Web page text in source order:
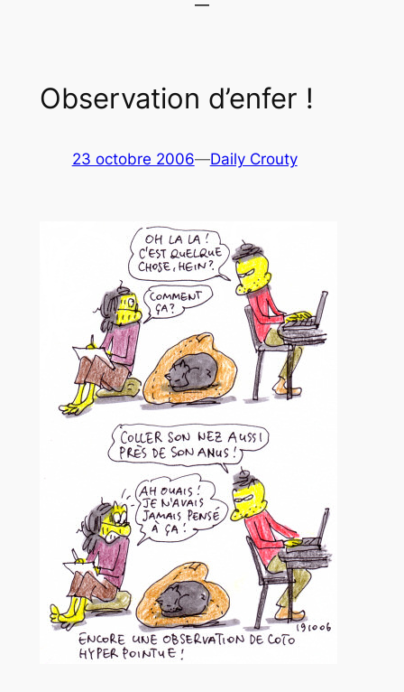
Observation d’enfer !
23 octobre 2006—Daily Crouty